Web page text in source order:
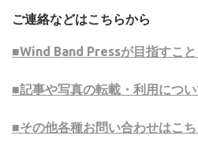
ご連絡などはこちらから
■Wind Band Pressが目指すこと
■記事や写真の転載・利用につ
■その他各種お問い合わせはこ